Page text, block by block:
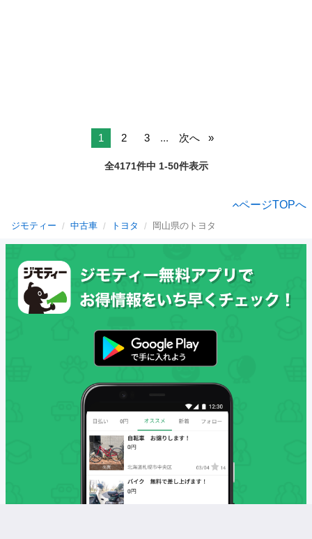
1 2 3 ... 次へ
全4171件中 1-50件表示
ページTOPへ
ジモティー 中古車 トヨタ 岡山県のトヨタ